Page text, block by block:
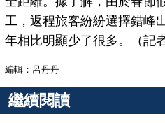
工，返程旅客紛紛選擇錯峰
年相比明顯少了很多。（記
編輯：呂丹丹
繼續閱讀